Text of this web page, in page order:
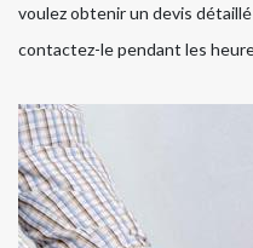
voulez obtenir un devis
contactez-le pendant les